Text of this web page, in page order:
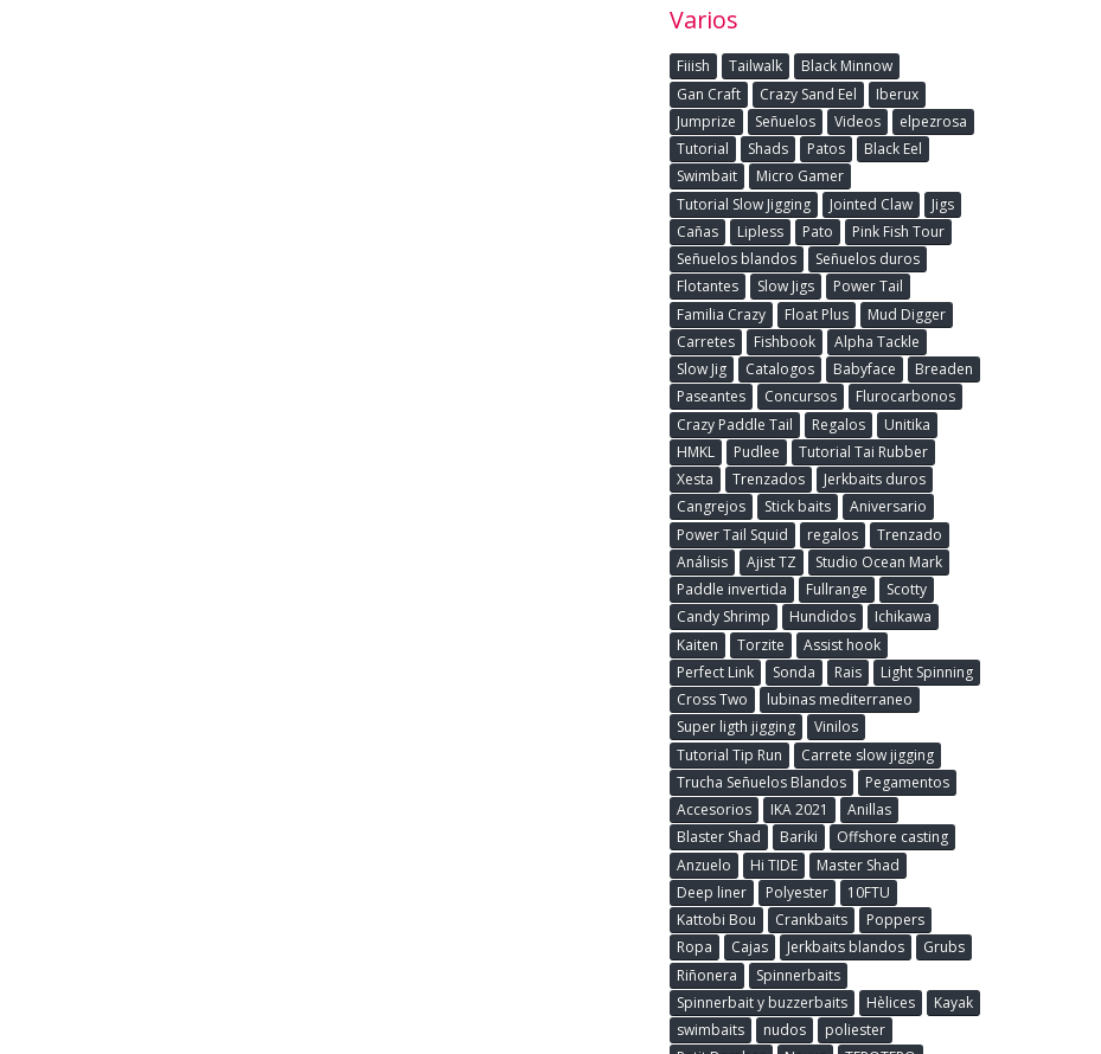
Varios
Fiiish Tailwalk
Black Minnow
Gan Craft
Crazy Sand Eel
Iberux
Jumprize
Señuelos Videos
elpezrosa
Tutorial
Shads Patos
Black Eel
Swimbait
Micro Gamer
Tutorial Slow Jigging
Jointed Claw
Jigs
Cañas
Lipless Pato
Pink Fish Tour
Señuelos blandos
Señuelos duros
Flotantes
Slow Jigs
Power Tail
Familia Crazy
Float Plus
Mud Digger
Carretes
Fishbook
Alpha Tackle
Slow Jig
Catalogos Babyface
Breaden
Paseantes
Concursos
Flurocarbonos
Crazy Paddle Tail
Regalos
Unitika
HMKL
Pudlee
Tutorial Tai Rubber
Xesta
Trenzados
Jerkbaits duros
Cangrejos
Stick baits
Aniversario
Power Tail Squid
regalos
Trenzado
Análisis
Ajist TZ
Studio Ocean Mark
Paddle invertida
Fullrange
Scotty
Candy Shrimp
Hundidos
Ichikawa
Kaiten
Torzite
Assist hook
Perfect Link
Sonda Rais
Light Spinning
Cross Two
lubinas mediterraneo
Super ligth jigging
Vinilos
Tutorial Tip Run
Carrete slow jigging
Trucha Señuelos Blandos
Pegamentos
Accesorios
IKA 2021
Anillas
Blaster Shad
Bariki
Offshore casting
Anzuelo
Hi TIDE
Master Shad
Deep liner
Polyester
10FTU
Kattobi Bou
Crankbaits
Poppers
Ropa
Cajas Jerkbaits blandos
Grubs
Riñonera
Spinnerbaits
Spinnerbait y buzzerbaits
Hèlices
Kayak
swimbaits
nudos
poliester